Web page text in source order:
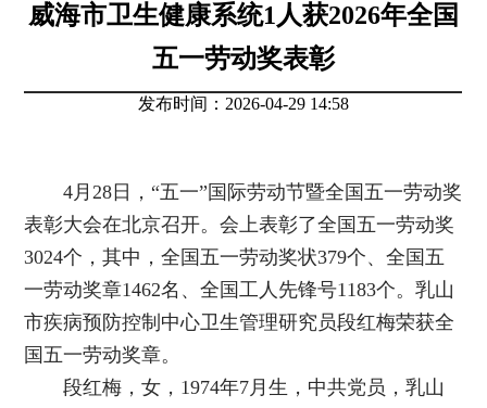
威海市卫生健康系统1人获2026年全国
五一劳动奖表彰
发布时间：2026-04-29 14:58
4月28日，“五一”国际劳动节暨全国五一劳动奖
表彰大会在北京召开。会上表彰了全国五一劳动奖
3024个，其中，全国五一劳动奖状379个、全国五
一劳动奖章1462名、全国工人先锋号1183个。乳山
市疾病预防控制中心卫生管理研究员段红梅荣获全
国五一劳动奖章。
段红梅，女，1974年7月生，中共党员，乳山